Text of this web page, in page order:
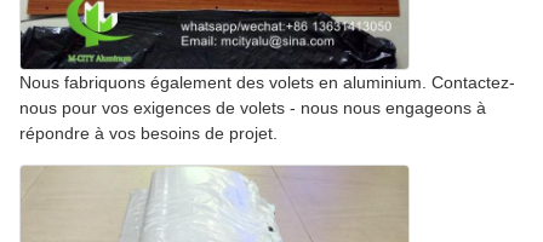
Nous fabriquons également des volets en aluminium. Contactez-
nous pour vos exigences de volets - nous nous engageons à
répondre à vos besoins de projet.